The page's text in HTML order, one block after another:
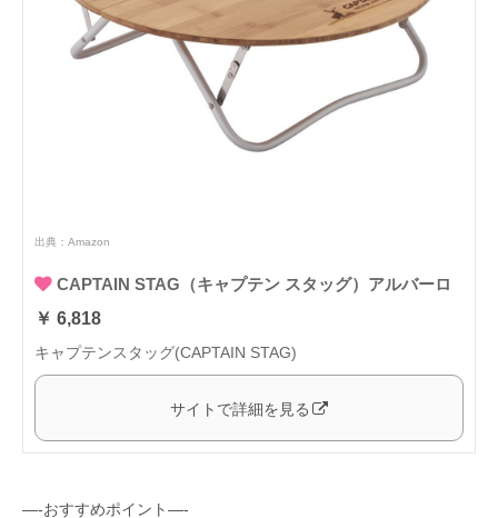
出典： Amazon
CAPTAIN STAG（キャプテン スタッグ）アルバーロ
￥ 6,818
キャプテンスタッグ(CAPTAIN STAG)
サイトで詳細を見る
—-おすすめポイント—-